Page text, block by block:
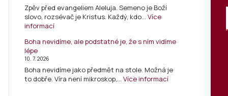
Zpěv před evangeliem Aleluja. Semeno je Boží
slovo, rozsévač je Kristus. Každý, kdo…Více
informací
Boha nevidíme, ale podstatné je, že s ním vidíme
lépe
10. 7. 2026
Boha nevidíme jako předmět na stole. Možná je
to dobře. Víra není mikroskop,…Více informací